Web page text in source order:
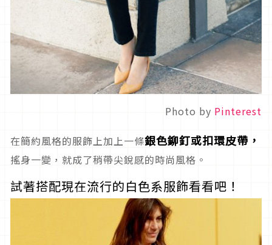
Photo by Pinterest
在簡約風格的服飾上加上一條銀色鉚釘或扣環皮帶，
搖身一變，就成了稍帶尖銳感的時尚風格。
試著搭配現在流行的白色系服飾看看吧！